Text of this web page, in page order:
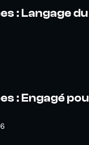
: Langage
: Engagé